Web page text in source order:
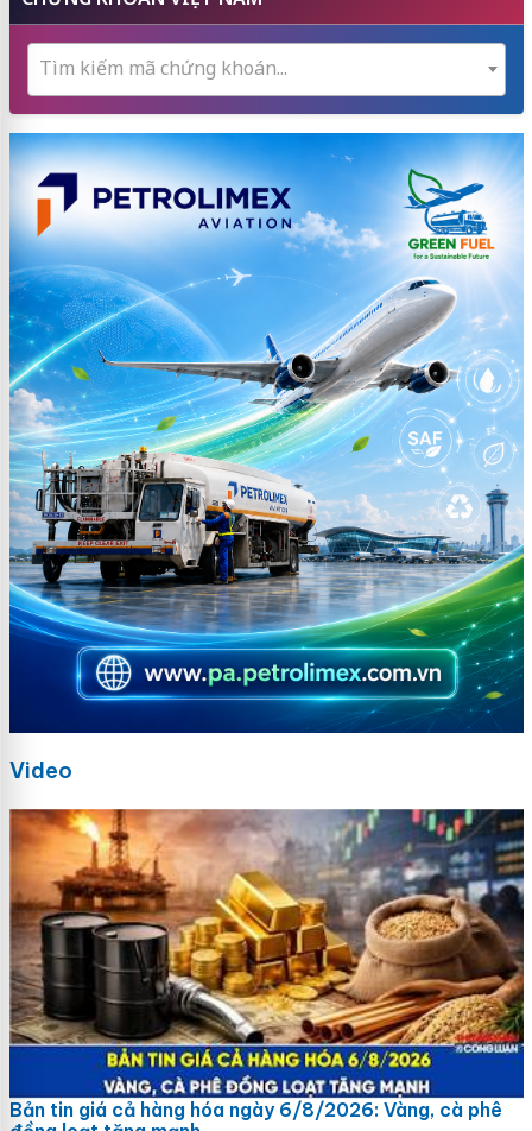
Tìm kiếm mã chứng khoán...
Video
Bản tin giá cả hàng hóa ngày 6/8/2026: Vàng, cà phê